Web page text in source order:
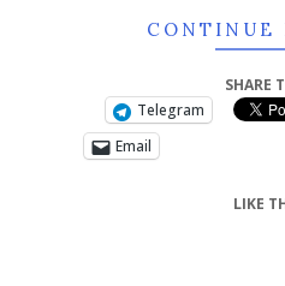
CONTINUE
SHARE
Telegram
Email
LIKE